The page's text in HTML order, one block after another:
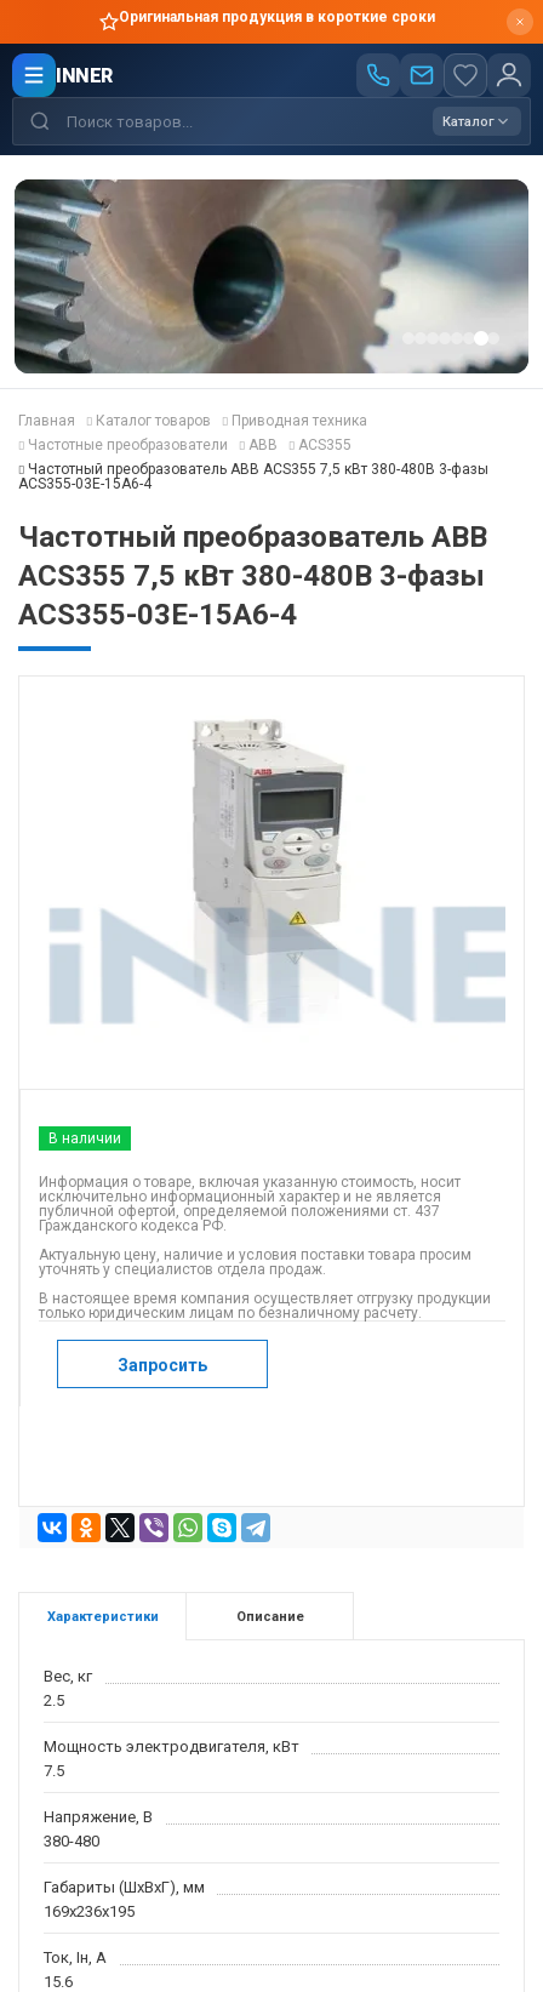
Оригинальная продукция в короткие сроки
INNER
Каталог
Главная Каталог товаров
Приводная техника
Частотные преобразователи
ABB
ACS355
Частотный преобразователь ABB ACS355 7,5 кВт 380-480В 3-фазы
ACS355-03E-15A6-4
Частотный преобразователь ABB
ACS355 7,5 кВт 380-480В 3-фазы
ACS355-03E-15A6-4
В наличии
Информация о товаре, включая указанную стоимость, носит
исключительно информационный характер и не является
публичной офертой, определяемой положениями ст. 437
Гражданского кодекса РФ.
Актуальную цену, наличие и условия поставки товара просим
уточнять у специалистов отдела продаж.
В настоящее время компания осуществляет отгрузку продукции
только юридическим лицам по безналичному расчету.
Запросить
Характеристики Описание
Вес, кг
2.5
Мощность электродвигателя, кВт
7.5
Напряжение, В
380-480
Габариты (ШхВхГ), мм
169х236х195
Ток, Iн, А
15.6